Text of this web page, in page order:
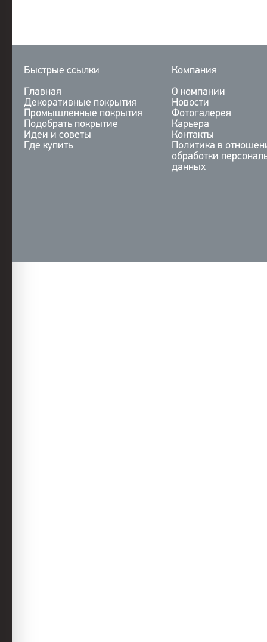
Быстрые ссылки
Главная
Декоративные покрытия
Промышленные покрытия
Подобрать покрытие
Идеи и советы
Где купить
Компания
О компании
Новости
Фотогалерея
Карьера
Контакты
Политика в
обработки
данных